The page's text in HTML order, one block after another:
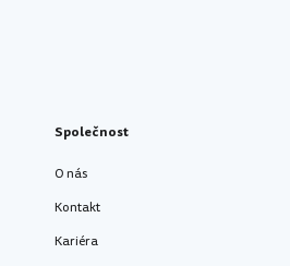
Společnost
O nás
Kontakt
Kariéra